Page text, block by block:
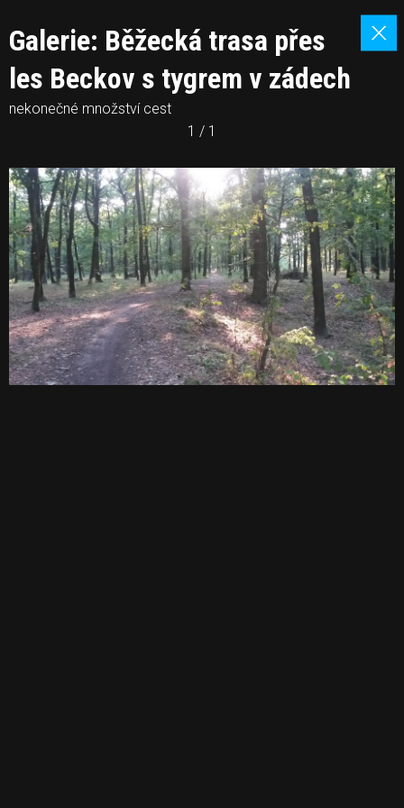
Galerie: Běžecká trasa přes
les Beckov s tygrem v zádech
nekonečné množství cest
1 / 1